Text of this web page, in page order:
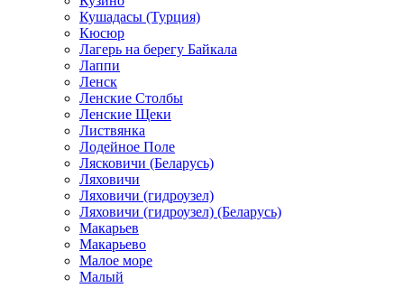
Кушадасы (Турция)
Кюсюр
Лагерь на берегу Байкала
Лаппи
Ленск
Ленские Столбы
Ленские Щеки
Листвянка
Лодейное Поле
Лясковичи (Беларусь)
Ляховичи
Ляховичи (гидроузел)
Ляховичи (гидроузел) (Беларусь)
Макарьев
Макарьево
Малое море
Малый